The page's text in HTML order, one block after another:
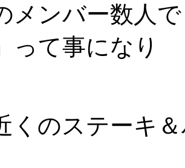
メンバー数人
って事になり
くのステーキ